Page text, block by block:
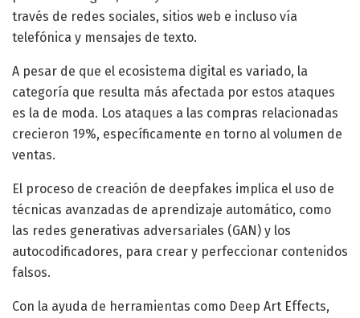
través de redes sociales, sitios web e incluso vía
telefónica y mensajes de texto.
A pesar de que el ecosistema digital es variado, la
categoría que resulta más afectada por estos ataques
es la de moda. Los ataques a las compras relacionadas
crecieron 19%, específicamente en torno al volumen de
ventas.
El proceso de creación de deepfakes implica el uso de
técnicas avanzadas de aprendizaje automático, como
las redes generativas adversariales (GAN) y los
autocodificadores, para crear y perfeccionar contenidos
falsos.
Con la ayuda de herramientas como Deep Art Effects,